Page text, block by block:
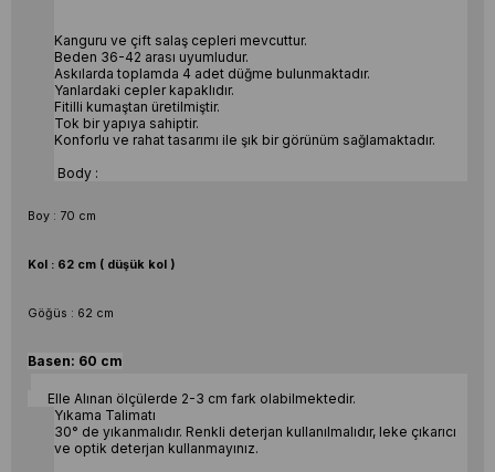
Kanguru ve çift salaş cepleri mevcuttur.
Beden 36-42 arası uyumludur.
Askılarda toplamda 4 adet düğme bulunmaktadır.
Yanlardaki cepler kapaklıdır.
Fitilli kumaştan üretilmiştir.
Tok bir yapıya sahiptir.
Konforlu ve rahat tasarımı ile şık bir görünüm sağlamaktadır.
Body :
Boy : 70 cm
Kol : 62 cm ( düşük kol )
Göğüs : 62 cm
Basen: 60 cm
Elle Alınan ölçülerde 2-3 cm fark olabilmektedir.
Yıkama Talimatı
30° de yıkanmalıdır. Renkli deterjan kullanılmalıdır, leke çıkarıcı
ve optik deterjan kullanmayınız.